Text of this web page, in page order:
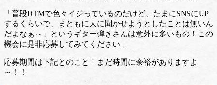
「普段DTMで色々イジっているのだけど、たまにSNSにUP
するくらいで、まともに人に聞かせようとしたことは無いん
だよなぁ～」というギター弾きさんは意外に多いもの！この
機会に是非応募してみてください！
応募期間は下記とのこと！まだ時間に余裕がありますよ
～！！